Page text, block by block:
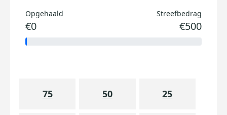
Opgehaald
€0
Streefbedrag
€500
75 50 25